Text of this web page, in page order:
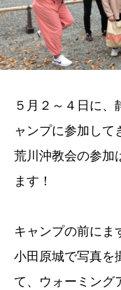
５月２～４日に、
ャンプに参加して
荒川沖教会の参加
ます！
キャンプの前にま
小田原城で写真を
て、ウォーミング